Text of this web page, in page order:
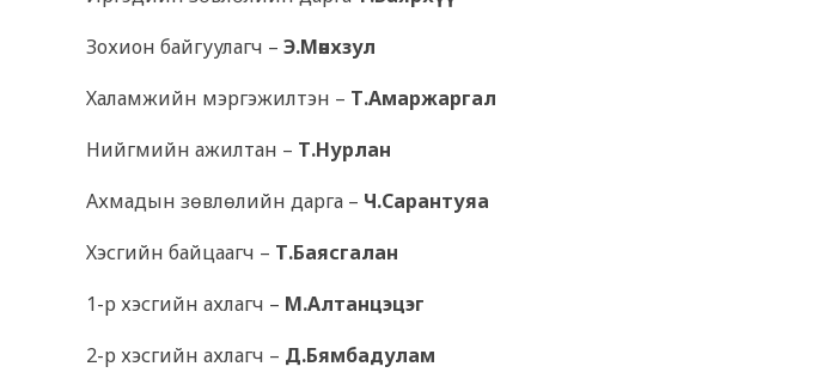
Зохион байгуулагч – Э.Мөнхзул
Халамжийн мэргэжилтэн – Т.Амаржаргал
Нийгмийн ажилтан – Т.Нурлан
Ахмадын зөвлөлийн дарга – Ч.Сарантуяа
Хэсгийн байцаагч – Т.Баясгалан
1-р хэсгийн ахлагч – М.Алтанцэцэг
2-р хэсгийн ахлагч – Д.Бямбадулам